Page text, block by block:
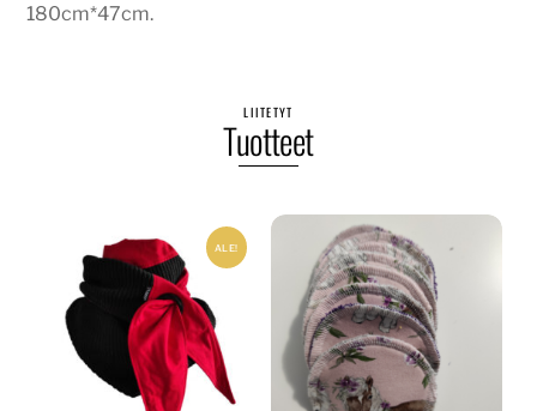
180cm*47cm.
LIITETYT
Tuotteet
ALE!